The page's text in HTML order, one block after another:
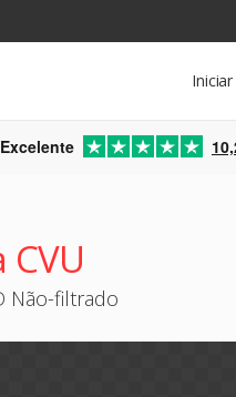
Excelente
Não-filtrado